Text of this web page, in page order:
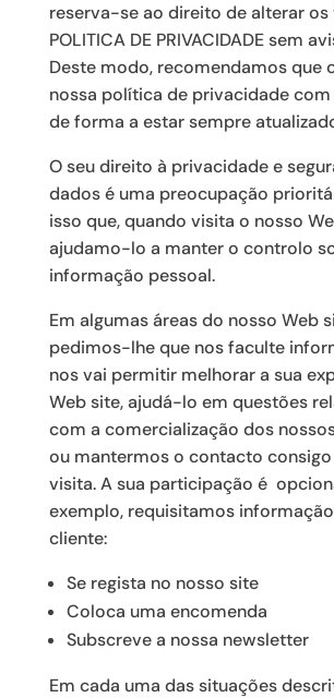
reserva-se ao direito de alterar os
POLITICA DE PRIVACIDADE sem
Deste modo, recomendamos que
nossa política de privacidade
de forma a estar sempre
O seu direito à privacidade e
dados é uma preocupação
isso que, quando visita o nosso
ajudamo-lo a manter o controlo
informação pessoal.
Em algumas áreas do nosso Web
pedimos-lhe que nos faculte
nos vai permitir melhorar a sua
Web site, ajudá-lo em questões
com a comercialização dos
ou mantermos o contacto consigo
visita. A sua participação é
exemplo, requisitamos
cliente:
Se regista no nosso site
Coloca uma encomenda
Subscreve a nossa newsletter
Em cada uma das situações